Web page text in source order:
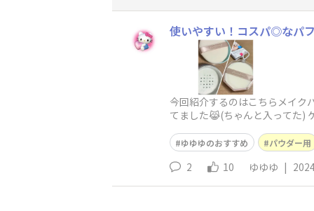
使いやすい！コスパ◎なパ
今回紹介するのはこちらメイク
てました😹(ちゃんと入ってた)
ゆゆゆのおすすめ パウダー用
2 10 ゆゆゆ |